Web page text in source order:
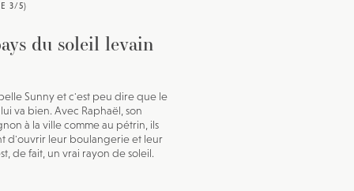
3/5)
du soleil levain
Sunny et c'est peu dire que le
va bien. Avec Raphaël, son
à la ville comme au pétrin, ils
d'ouvrir leur boulangerie et leur
de fait, un vrai rayon de soleil.